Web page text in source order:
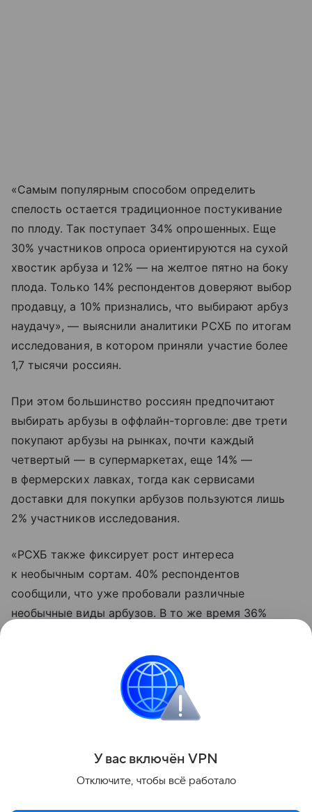
«Самым популярным способом определить
спелость остается традиционное постукивание
по плоду. Так поступает 34% опрошенных. Еще
30% участников опроса ориентируются на сухой
хвостик арбуза и 12% — на желтое пятно на боку
плода. Только 14% респондентов доверяют выбор
продавцу, а 10% признались, что выбирают арбуз
наудачу», — выяснили аналитики РСХБ по итогам
исследования, в котором приняли участие более
1,7 тысячи россиян.
При этом большинство россиян предпочитают
выбирать арбузы в оффлайн-торговле: две трети
покупают арбузы на рынках, почти каждый
четвертый — в супермаркетах, еще 14% —
в фермерских лавках, тогда как сервисами
доставки для покупки арбузов пользуются лишь
2% участников исследования.
«РСХБ также фиксирует рост интереса
к необычным сортам. 40% респондентов
сообщили, что уже пробовали различные
необычные виды арбузов. В то же время 36%
классические сорта. Желтые арбузы пробовали
16% участников исследования, ягоды
без семечек — 5%, а мини-арбузы — 3%», —
добавили аналитики.
Поделиться
У вас включён VPN
Отключите, чтобы всё работало